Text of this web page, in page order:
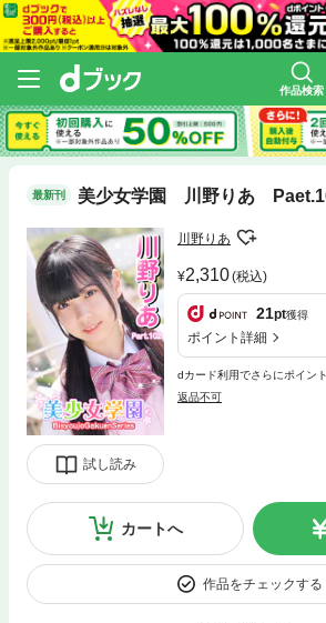
作品検索
最新刊 美少女学園 川野りあ
試し読み
川野りあ
2,310(税込)
21pt獲得
ポイント詳細
dカード利用でさらにポイン
返品不可
カートへ
作品をチェックする